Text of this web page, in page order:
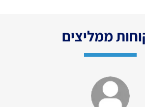
ממליצים